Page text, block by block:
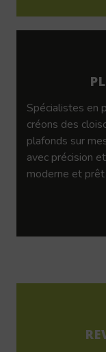
Spécialistes en
créons des
plafonds sur
avec précision
moderne et prêt